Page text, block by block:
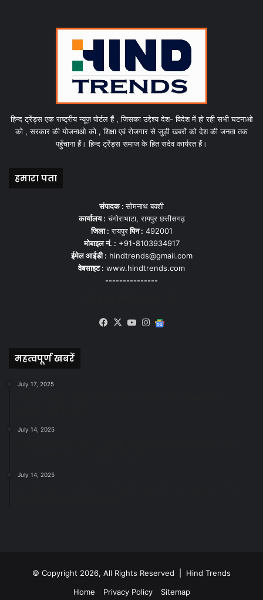
हिन्द ट्रेंड्स एक राष्ट्रीय न्यूज़ पोर्टल हैं , जिसका उद्देश्य देश- विदेश में हो रही सभी घटनाओ
को , सरकार की योजनाओ को , शिक्षा एवं रोजगार से जुड़ी खबरों को देश की जनता तक
पहुँचाना हैं। हिन्द ट्रेंड्स समाज के हित सदेव कार्यरत हैं।
हमारा पता
संपादक :सोमनाथ बक्शी
कार्यालय : चंगोराभाटा, रायपुर छत्तीसगढ़
जिला : रायपुरपिन : 492001
मोबाइल नं. : +91-8103934917
ईमेल आईडी : hindtrends@gmail.com
वेबसाइट : www.hindtrends.com
---------------
Facebook
X YouTubeInstagram
महत्वपूर्ण खबरें
July 17, 2025
July 14, 2025
July 14, 2025
© Copyright 2026, All Rights Reserved | Hind Trends
Home
Privacy Policy Sitemap